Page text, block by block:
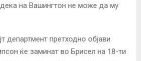
на Вашингтон не може да му
департмент претходно објави
ќе заминат во Брисел на 18-ти